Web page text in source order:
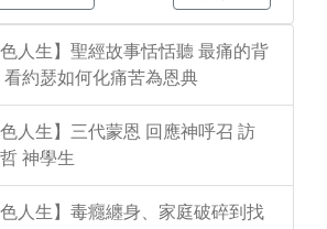
人生】聖經故事恬恬聽 最痛的背
約瑟如何化痛苦為恩典
人生】三代蒙恩 回應神呼召 訪
神學生
人生】毒癮纏身、家庭破碎到找